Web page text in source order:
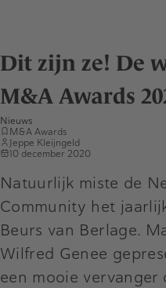
Dit zijn ze! De
M&A Awards
Nieuws
M&A Awards
Jeppe Kleijngeld
10 december 2020
Natuurlijk miste de
Community het
Beurs van Berlage.
Wilfred Genee
een mooie vervanger